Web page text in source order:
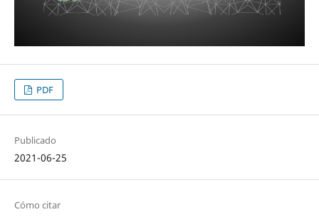
PDF
Publicado
2021-06-25
Cómo citar